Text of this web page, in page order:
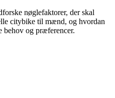
nøglefaktorer, der skal
citybike til mænd, og hvordan
behov og præferencer.